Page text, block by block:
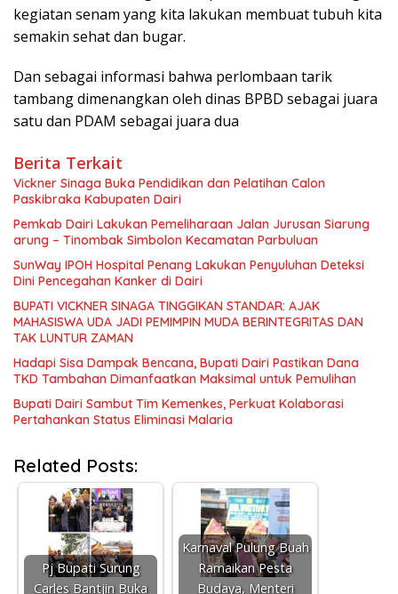
kegiatan senam yang kita lakukan membuat tubuh kita
semakin sehat dan bugar.
Dan sebagai informasi bahwa perlombaan tarik
tambang dimenangkan oleh dinas BPBD sebagai juara
satu dan PDAM sebagai juara dua
Berita Terkait
Vickner Sinaga Buka Pendidikan dan Pelatihan Calon
Paskibraka Kabupaten Dairi
Pemkab Dairi Lakukan Pemeliharaan Jalan Jurusan Siarung
arung – Tinombak Simbolon Kecamatan Parbuluan
SunWay IPOH Hospital Penang Lakukan Penyuluhan Deteksi
Dini Pencegahan Kanker di Dairi
BUPATI VICKNER SINAGA TINGGIKAN STANDAR: AJAK
MAHASISWA UDA JADI PEMIMPIN MUDA BERINTEGRITAS DAN
TAK LUNTUR ZAMAN
Hadapi Sisa Dampak Bencana, Bupati Dairi Pastikan Dana
TKD Tambahan Dimanfaatkan Maksimal untuk Pemulihan
Bupati Dairi Sambut Tim Kemenkes, Perkuat Kolaborasi
Pertahankan Status Eliminasi Malaria
Related Posts:
Pj Bupati Surung
Carles Bantjin Buka
Karnaval Pulung Buah
Ramaikan Pesta
Budaya, Menteri